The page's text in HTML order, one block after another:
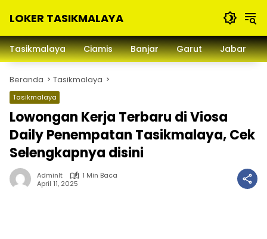
LOKER TASIKMALAYA
Lowongan
Kerja
dan
Sekitarna
Tasikmalaya Ciamis Banjar Garut Jabar
Beranda Tasikmalaya
Tasikmalaya
Lowongan Kerja Terbaru di Viosa
Daily Penempatan Tasikmalaya, Cek
Selengkapnya disini
Adminlt
1 Min Baca
April 11, 2025